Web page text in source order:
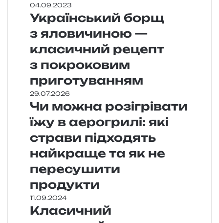
04.09.2023
Український борщ
з яловичиною —
класичний рецепт
з покроковим
приготуванням
29.07.2026
Чи можна розігрівати
їжу в аерогрилі: які
страви підходять
найкраще та як не
пересушити
продукти
11.09.2024
Класичний